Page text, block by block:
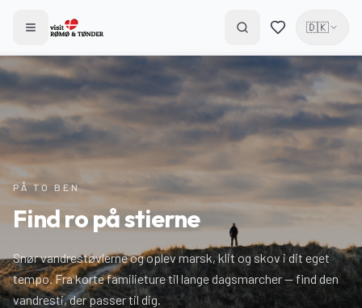
🇩🇰
PÅ TO BEN
Find ro på stierne
Snør vandrestøvlerne og oplev marsk, klit og skov i dit eget
tempo. Fra korte familieture til lange dagsmarcher — find den
vandresti, der passer til dig.